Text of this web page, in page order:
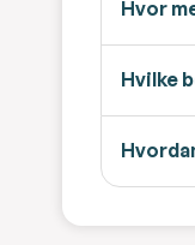
Hvor
Hvilke